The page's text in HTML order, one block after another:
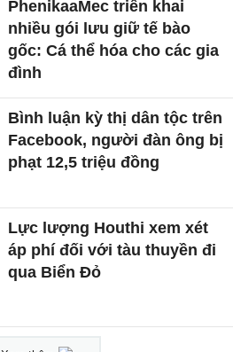
PhenikaaMec triển khai
nhiều gói lưu giữ tế bào
gốc: Cá thể hóa cho các gia
đình
Bình luận kỳ thị dân tộc trên
Facebook, người đàn ông bị
phạt 12,5 triệu đồng
Lực lượng Houthi xem xét
áp phí đối với tàu thuyền đi
qua Biển Đỏ